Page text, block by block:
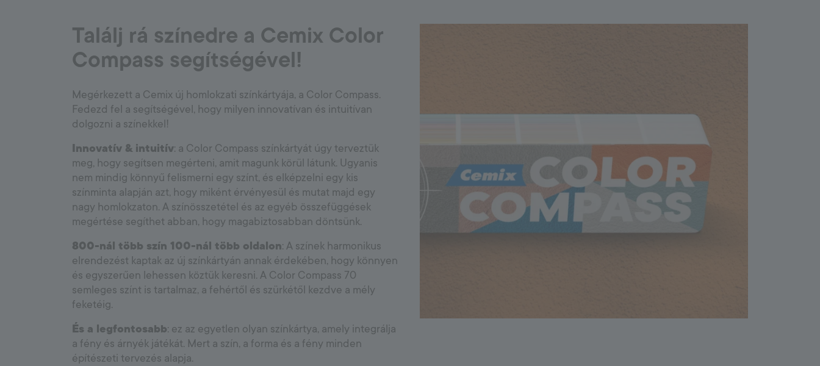
Találj rá színedre a Cemix Color
Compass segítségével!
Megérkezett a Cemix új homlokzati színkártyája, a Color Compass.
Fedezd fel a segítségével, hogy milyen innovatívan és intuitívan
dolgozni a színekkel!
Innovatív & intuitív: a Color Compass színkártyát úgy terveztük
meg, hogy segítsen megérteni, amit magunk körül látunk. Ugyanis
nem mindig könnyű felismerni egy színt, és elképzelni egy kis
színminta alapján azt, hogy miként érvényesül és mutat majd egy
nagy homlokzaton. A színösszetétel és az egyéb összefüggések
megértése segíthet abban, hogy magabiztosabban döntsünk.
800-nál több szín 100-nál több oldalon: A színek harmonikus
elrendezést kaptak az új színkártyán annak érdekében, hogy könnyen
és egyszerűen lehessen köztük keresni. A Color Compass 70
semleges színt is tartalmaz, a fehértől és szürkétől kezdve a mély
feketéig.
És a legfontosabb: ez az egyetlen olyan színkártya, amely integrálja
a fény és árnyék játékát. Mert a szín, a forma és a fény minden
építészeti tervezés alapja.